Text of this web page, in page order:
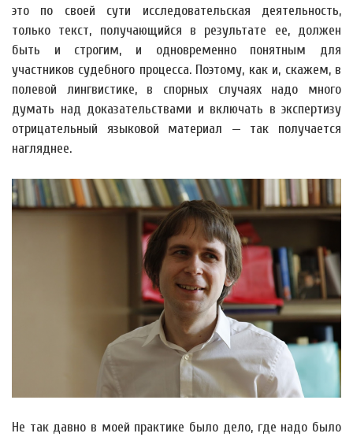
это по своей сути исследовательская деятельность,
только текст, получающийся в результате ее, должен
быть и строгим, и одновременно понятным для
участников судебного процесса. Поэтому, как и, скажем, в
полевой лингвистике, в спорных случаях надо много
думать над доказательствами и включать в экспертизу
отрицательный языковой материал — так получается
нагляднее.
Не так давно в моей практике было дело, где надо было